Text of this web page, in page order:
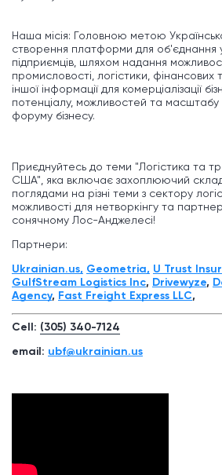
Наша місія: Головною метою
створення платформи для об'єднання
підприємців, шляхом надання
промисловості, логістики, фінансових
іншої інформації для комерціалізації
потенціалу, можливостей та масштабу
форуму бізнесу.
Приєднуйтесь до теми "Логістика та
США", яка включає захоплюючий склад
поглядами на різні теми з сектору
можливості для нетворкінгу та
сонячному Лос-Анджелесі!
Партнери:
Ukrainian.us, Geometria, U Trust
GulfStream Logistics Inc, Drivewyze,
Agency, Fast Freight Express LLС,
Cell: (305) 340-7124
email: ubf@ukrainian.us